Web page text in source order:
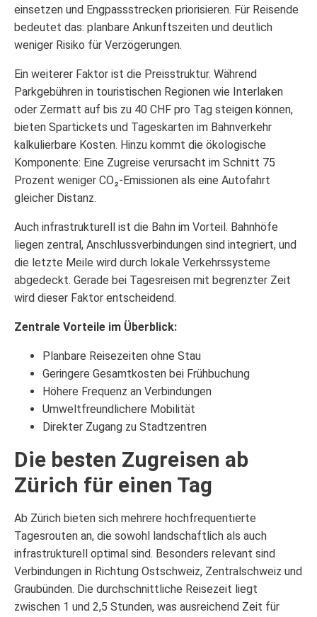
einsetzen und Engpassstrecken priorisieren. Für Reisende
bedeutet das: planbare Ankunftszeiten und deutlich
weniger Risiko für Verzögerungen.
Ein weiterer Faktor ist die Preisstruktur. Während
Parkgebühren in touristischen Regionen wie Interlaken
oder Zermatt auf bis zu 40 CHF pro Tag steigen können,
bieten Spartickets und Tageskarten im Bahnverkehr
kalkulierbare Kosten. Hinzu kommt die ökologische
Komponente: Eine Zugreise verursacht im Schnitt 75
Prozent weniger CO₂-Emissionen als eine Autofahrt
gleicher Distanz.
Auch infrastrukturell ist die Bahn im Vorteil. Bahnhöfe
liegen zentral, Anschlussverbindungen sind integriert, und
die letzte Meile wird durch lokale Verkehrssysteme
abgedeckt. Gerade bei Tagesreisen mit begrenzter Zeit
wird dieser Faktor entscheidend.
Zentrale Vorteile im Überblick:
Planbare Reisezeiten ohne Stau
Geringere Gesamtkosten bei Frühbuchung
Höhere Frequenz an Verbindungen
Umweltfreundlichere Mobilität
Direkter Zugang zu Stadtzentren
Die besten Zugreisen ab
Zürich für einen Tag
Ab Zürich bieten sich mehrere hochfrequentierte
Tagesrouten an, die sowohl landschaftlich als auch
infrastrukturell optimal sind. Besonders relevant sind
Verbindungen in Richtung Ostschweiz, Zentralschweiz und
Graubünden. Die durchschnittliche Reisezeit liegt
zwischen 1 und 2,5 Stunden, was ausreichend Zeit für